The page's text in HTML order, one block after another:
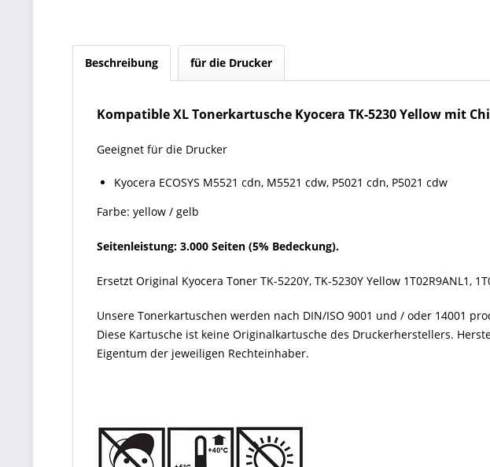
Beschreibung für die Drucker
Kompatible XL Tonerkartusche Kyocera TK-5230 Yellow mit
Geeignet für die Drucker
Kyocera ECOSYS M5521 cdn, M5521 cdw, P5021 cdn, P5021 cdw
Farbe: yellow / gelb
Seitenleistung: 3.000 Seiten (5% Bedeckung).
Ersetzt Original Kyocera Toner TK-5220Y, TK-5230Y Yellow 1T02R9ANL1,
Unsere Tonerkartuschen werden nach DIN/ISO 9001 und / oder 14001
Diese Kartusche ist keine Originalkartusche des Druckerherstellers.
Eigentum der jeweiligen Rechteinhaber.